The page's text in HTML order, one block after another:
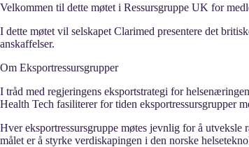
Velkommen til dette møtet i Ressursgruppe UK for
I dette møtet vil selskapet Clarimed presentere det
anskaffelser.
Om Eksportressursgrupper
I tråd med regjeringens eksportstrategi for
Health Tech fasiliterer for tiden eksportressursgrupper
Hver eksportressursgruppe møtes jevnlig for å
målet er å styrke verdiskapingen i den norske